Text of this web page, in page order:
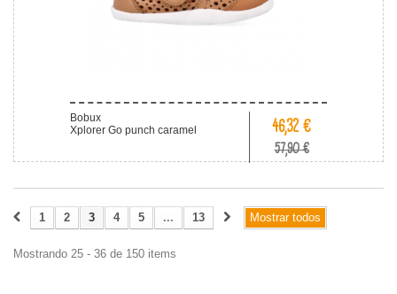
Bobux
Xplorer Go punch caramel
46,32 €
57,90 €
Mostrar todos
1 2 3 4 5 ... 13
Mostrando 25 - 36 de 150 items